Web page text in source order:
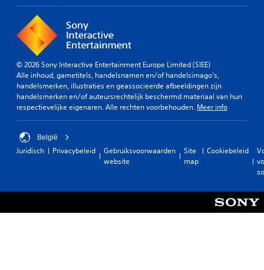
© 2026 Sony Interactive Entertainment Europe Limited (SIEE)
Alle inhoud, gametitels, handelsnamen en/of handelsimago's,
handelsmerken, illustraties en geassocieerde afbeeldingen zijn
handelsmerken en/of auteursrechtelijk beschermd materiaal van hun
respectievelijke eigenaren. Alle rechten voorbehouden. Meer info
België
Juridisch Privacybeleid
Gebruiksvoorwaarden
website
Site
map
Cookiebeleid